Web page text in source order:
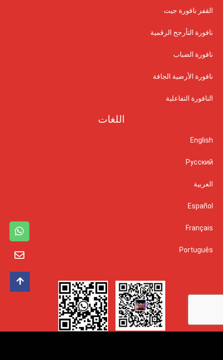
القفز نافورة جيت
نافورة التأرجح الرقمية
نافورة الضباب
نافورة الأرضية الجافة
النافورة التفاعلية
اللغات
English
Русский
العربية
Español
Français
Português